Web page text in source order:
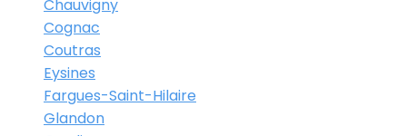
Chauvigny
Cognac
Coutras
Eysines
Fargues-Saint-Hilaire
Glandon